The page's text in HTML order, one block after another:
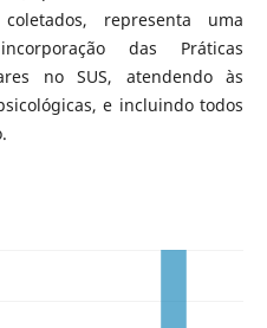
representa uma
das Práticas
no SUS, atendendo às
e incluindo todos